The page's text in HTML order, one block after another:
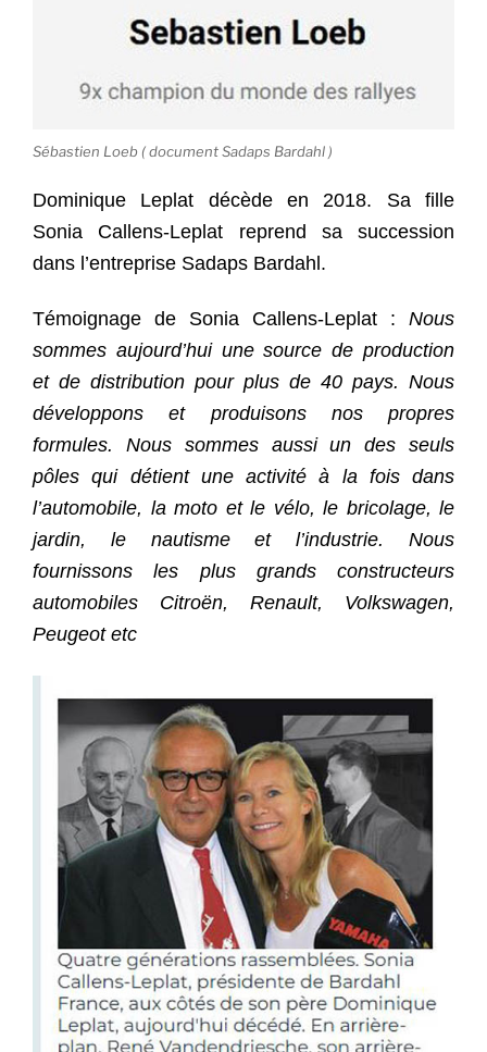
Sébastien Loeb ( document Sadaps Bardahl )
Dominique Leplat décède en 2018. Sa fille
Sonia Callens-Leplat reprend sa succession
dans l’entreprise Sadaps Bardahl.
Témoignage de Sonia Callens-Leplat : Nous
sommes aujourd’hui une source de production
et de distribution pour plus de 40 pays. Nous
développons et produisons nos propres
formules. Nous sommes aussi un des seuls
pôles qui détient une activité à la fois dans
l’automobile, la moto et le vélo, le bricolage, le
jardin, le nautisme et l’industrie. Nous
fournissons les plus grands constructeurs
automobiles Citroën, Renault, Volkswagen,
Peugeot etc